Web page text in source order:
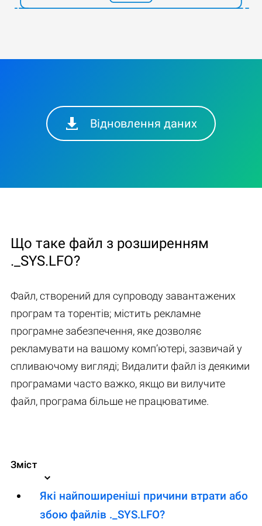
Відновлення даних
Що таке файл з розширенням
._SYS.LFO?
Файл, створений для супроводу завантажених
програм та торентів; містить рекламне
програмне забезпечення, яке дозволяє
рекламувати на вашому комп’ютері, зазвичай у
спливаючому вигляді; Видалити файл із деякими
програмами часто важко, якщо ви вилучите
файл, програма більше не працюватиме.
Зміст
Які найпоширеніші причини втрати або
збою файлів ._SYS.LFO?